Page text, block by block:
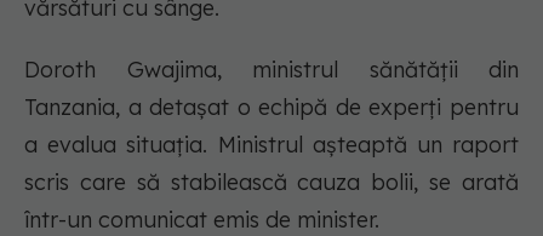
vărsături cu sânge.
Doroth Gwajima, ministrul sănătății din
Tanzania, a detașat o echipă de experți pentru
a evalua situația. Ministrul așteaptă un raport
scris care să stabilească cauza bolii, se arată
într-un comunicat emis de minister.